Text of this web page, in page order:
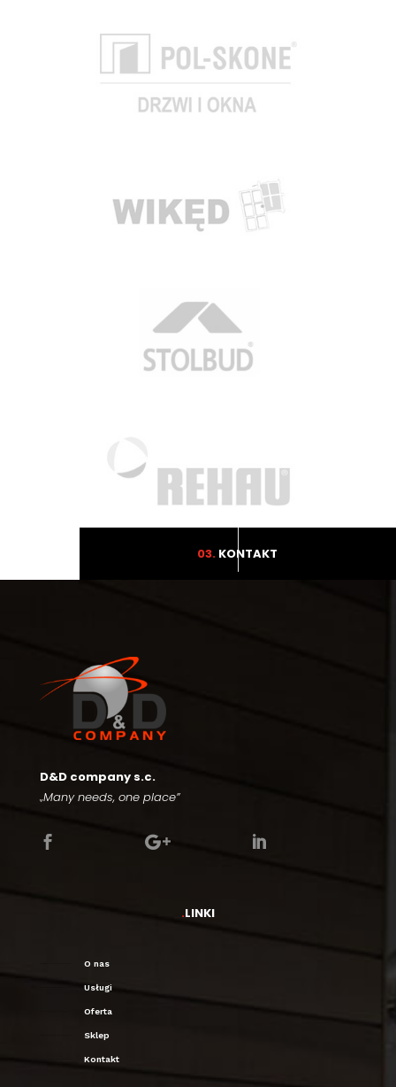
03. KONTAKT
D&D company s.c.
„Many needs, one place”
  
.LINKI
O nas
Usługi
Oferta
Sklep
Kontakt